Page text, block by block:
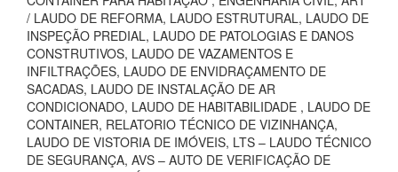
/ LAUDO DE REFORMA, LAUDO ESTRUTURAL, LAUDO DE
INSPEÇÃO PREDIAL, LAUDO DE PATOLOGIAS E DANOS
CONSTRUTIVOS, LAUDO DE VAZAMENTOS E
INFILTRAÇÕES, LAUDO DE ENVIDRAÇAMENTO DE
SACADAS, LAUDO DE INSTALAÇÃO DE AR
CONDICIONADO, LAUDO DE HABITABILIDADE , LAUDO DE
CONTAINER, RELATORIO TÉCNICO DE VIZINHANÇA,
LAUDO DE VISTORIA DE IMÓVEIS, LTS – LAUDO TÉCNICO
DE SEGURANÇA, AVS – AUTO DE VERIFICAÇÃO DE